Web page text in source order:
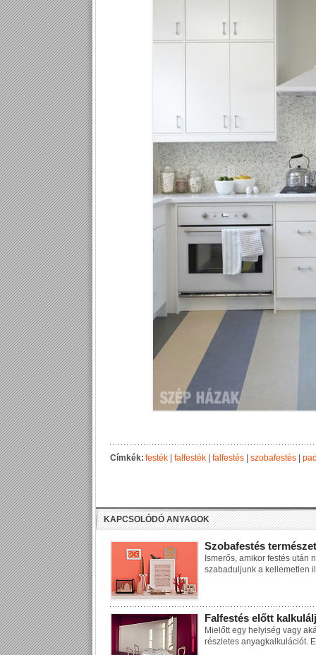
Címkék:festék falfesték falfestés szobafestés
KAPCSOLÓDÓ ANYAGOK
Szobafestés
Ismerős, amikor festés után
szabaduljunk a kellemetlen
Falfestés előtt
Mielőtt egy helyiség vagy
részletes anyagkalkulációt.